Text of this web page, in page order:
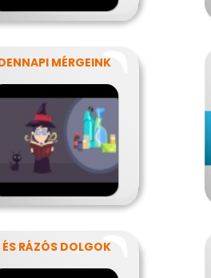
MÉRGEINK
ÉS RÁZÓS DOLGOK